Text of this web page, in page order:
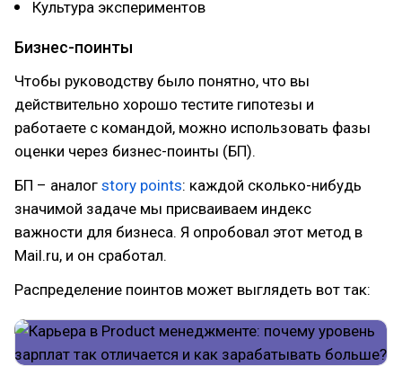
Культура экспериментов
Бизнес-поинты
Чтобы руководству было понятно, что вы
действительно хорошо тестите гипотезы и
работаете с командой, можно использовать фазы
оценки через бизнес-поинты (БП).
БП – аналог story points: каждой сколько-нибудь
значимой задаче мы присваиваем индекс
важности для бизнеса. Я опробовал этот метод в
Mail.ru, и он сработал.
Распределение поинтов может выглядеть вот так: